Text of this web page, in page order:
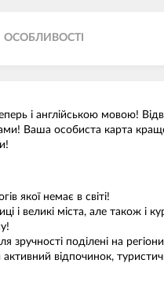
ОСОБЛИВОСТІ
і англійською мовою!
Ваша особиста карта
якої немає в світі!
великі міста, але також і
зручності поділені на
відпочинок,